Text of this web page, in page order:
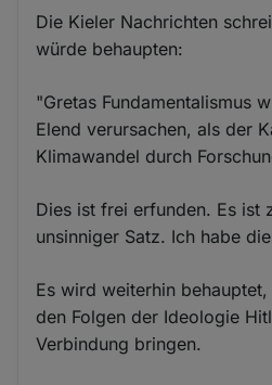
Die Kieler Nachrichten
würde behaupten:
"Gretas Fundamentalismus
Elend verursachen, als der
Klimawandel durch
Dies ist frei erfunden. Es ist
unsinniger Satz. Ich habe
Es wird weiterhin
den Folgen der Ideologie
Verbindung bringen.